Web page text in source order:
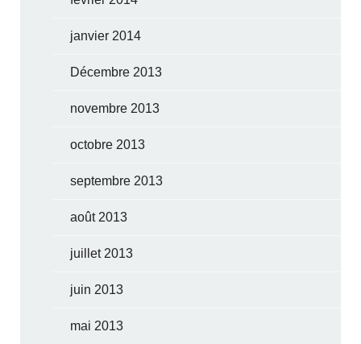
janvier 2014
Décembre 2013
novembre 2013
octobre 2013
septembre 2013
août 2013
juillet 2013
juin 2013
mai 2013